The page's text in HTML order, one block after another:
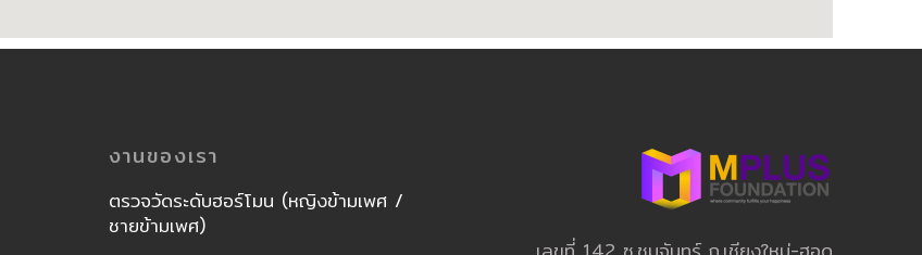
งานของเรา
ตรวจวัดระดับฮอร์โมน (หญิงข้ามเพศ /
ชายข้ามเพศ)